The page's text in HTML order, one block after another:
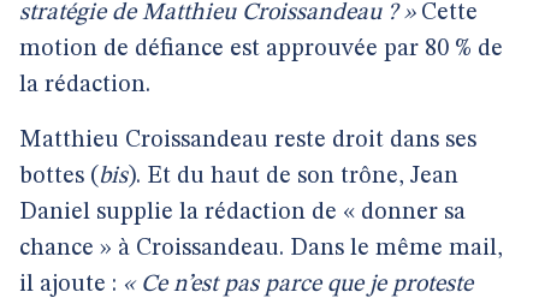
stratégie de Matthieu Croissandeau ? »Cette
motion de défiance est approuvée par 80 % de
la rédaction.
Matthieu Croissandeau reste droit dans ses
bottes ( bis). Et du haut de son trône, Jean
Daniel supplie la rédaction de « donner sa
chance » à Croissandeau. Dans le même mail,
il ajoute : « Ce n’est pas parce que je proteste